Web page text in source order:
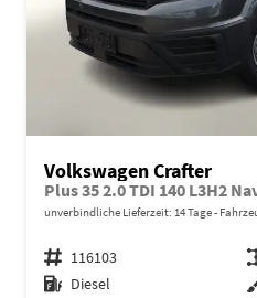
Volkswagen Crafter
Plus 35 2.0 TDI 140 L3H2
unverbindliche Lieferzeit: 14 Tage
Fahrzeugnr. 116103
Kraftstoff Diesel